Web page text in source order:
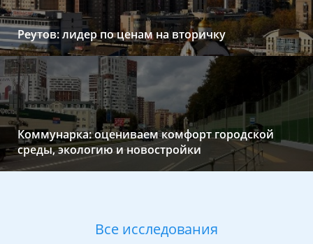
Реутов: лидер по ценам на вторичку
Коммунарка: оцениваем комфорт городской
среды, экологию и новостройки
Все исследования